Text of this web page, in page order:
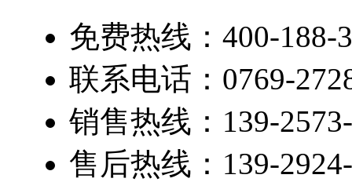
免费热线：400-188-
联系电话：0769-
销售热线：139-
售后热线：139-